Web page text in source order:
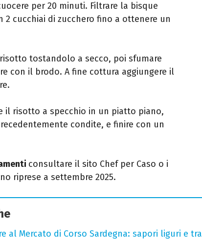
per 20 minuti. Filtrare la bisque
cucchiai di zucchero fino a ottenere un
tostandolo a secco, poi sfumare
con il brodo. A fine cottura aggiungere il
il risotto a specchio in un piatto piano,
condite, e finire con un
consultare il sito Chef per Caso o i
riprese a settembre 2025.
al Mercato di Corso Sardegna: sapori liguri e